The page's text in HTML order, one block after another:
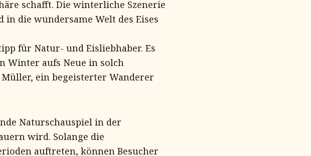
schafft. Die winterliche Szenerie
die wundersame Welt des Eises
für Natur- und Eisliebhaber. Es
Winter aufs Neue in solch
ein begeisterter Wanderer
Naturschauspiel in der
wird. Solange die
auftreten, können Besucher